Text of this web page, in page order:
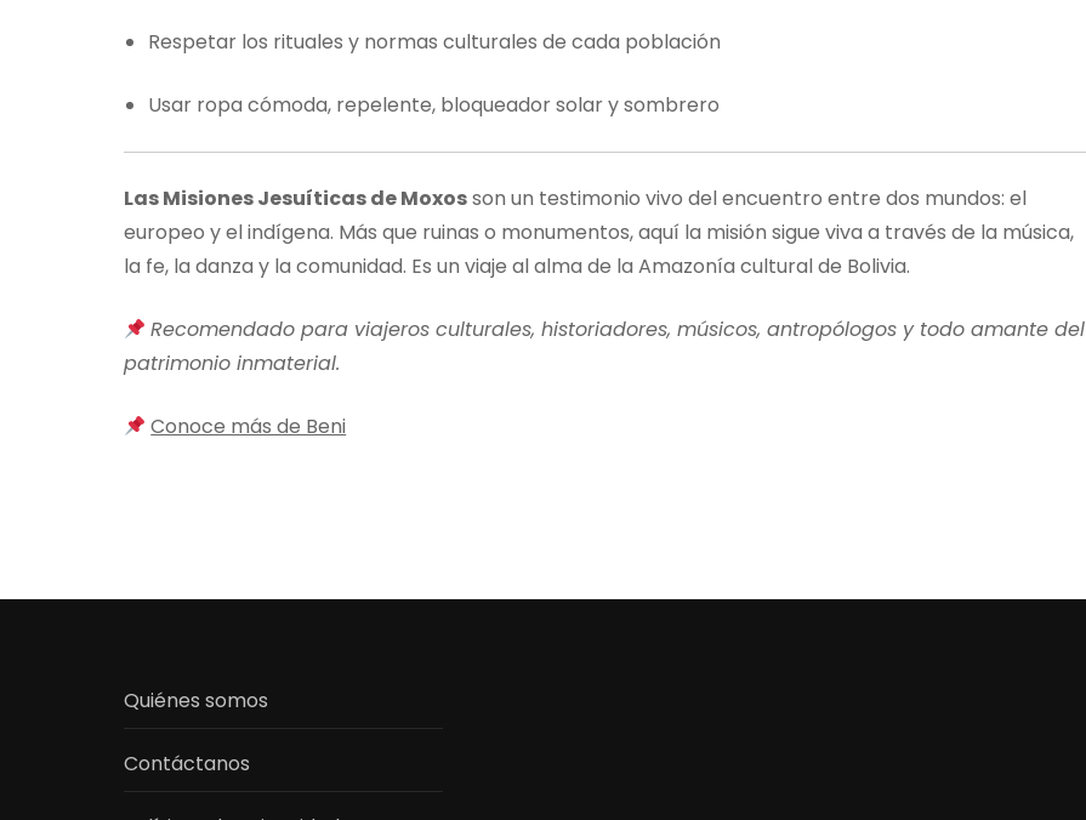
Respetar los rituales y normas culturales de cada población
Usar ropa cómoda, repelente, bloqueador solar y sombrero
Las Misiones Jesuíticas de Moxosson un testimonio vivo del encuentro entre dos mundos: el
europeo y el indígena. Más que ruinas o monumentos, aquí la misión sigue viva a través de la música,
la fe, la danza y la comunidad. Es un viaje al alma de la Amazonía cultural de Bolivia.
Recomendado para viajeros culturales, historiadores, músicos, antropólogos y todo amante del
patrimonio inmaterial.
Conoce más de Beni
Quiénes somos
Contáctanos